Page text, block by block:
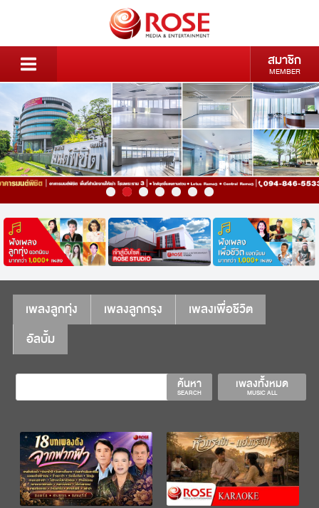
สมาชิก
MEMBER
เพลงลูกทุ่ง เพลงลูกกรุง
เพลงเพื่อชีวิต
อัลบั้ม
เพลงทั้งหมด
MUSIC ALL
ค้นหา
SEARCH